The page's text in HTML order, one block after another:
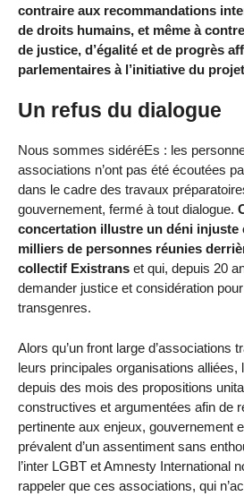
contraire aux recommandations
de droits humains, et même à
de justice, d’égalité et de progrès
parlementaires à l’initiative du
Un refus du dialogue
Nous sommes sidéréEs : les
associations n’ont pas été écoutées
dans le cadre des travaux
gouvernement, fermé à tout dialogue.
concertation illustre un déni injuste
milliers de personnes réunies
collectif Existrans et qui, depuis 20
demander justice et considération
transgenres.
Alors qu’un front large d’associations
leurs principales organisations alliées,
depuis des mois des propositions
constructives et argumentées afin de
pertinente aux enjeux, gouvernement
prévalent d’un assentiment sans
l’inter LGBT et Amnesty International
rappeler que ces associations, qui